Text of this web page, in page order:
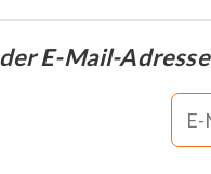
E-Mail-Adresse